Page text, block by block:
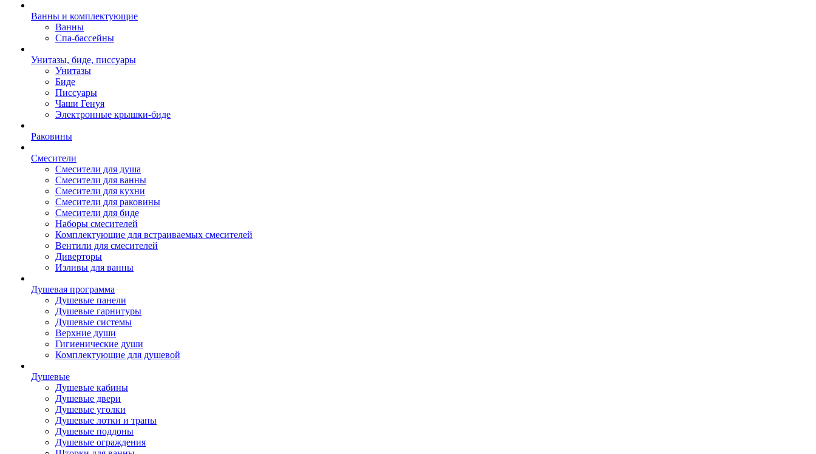
Ванны и комплектующие
Ванны
Спа-бассейны
Унитазы, биде, писсуары
Унитазы
Биде
Писсуары
Чаши Генуя
Электронные крышки-биде
Раковины
Смесители
Смесители для душа
Смесители для ванны
Смесители для кухни
Смесители для раковины
Смесители для биде
Наборы смесителей
Комплектующие для встраиваемых смесителей
Вентили для смесителей
Диверторы
Изливы для ванны
Душевая программа
Душевые панели
Душевые гарнитуры
Душевые системы
Верхние души
Гигиенические души
Комплектующие для душевой
Душевые
Душевые кабины
Душевые двери
Душевые уголки
Душевые лотки и трапы
Душевые поддоны
Душевые ограждения